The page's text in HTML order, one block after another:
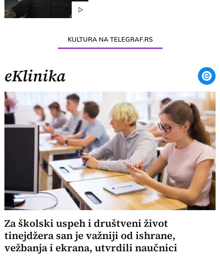
KULTURA NA TELEGRAF.RS
eKlinika
Za školski uspeh i društveni život
tinejdžera san je važniji od ishrane,
vežbanja i ekrana, utvrdili naučnici